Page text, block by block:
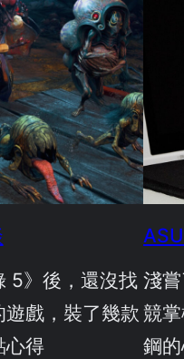
5》後，還沒找
戲，裝了幾款
心得
淺
競
鋼